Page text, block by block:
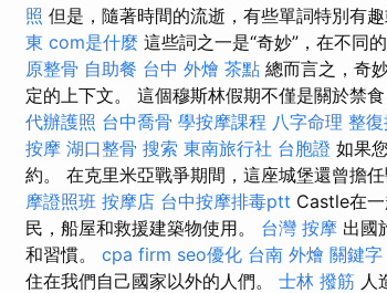
照 但是，隨著時間的流逝，有些單詞特別有趣
東 com是什麼 這些詞之一是“奇妙”，在不同
原整骨 自助餐 台中 外燴 茶點 總而言之，奇
定的上下文。 這個穆斯林假期不僅是關於禁
代辦護照 台中喬骨 學按摩課程 八字命理 整
按摩 湖口整骨 搜索 東南旅行社 台胞證 如果
約。 在克里米亞戰爭期間，這座城堡還曾擔
摩證照班 按摩店 台中按摩排毒ptt Castle在
民，船屋和救援建築物使用。 台灣 按摩 出國
和習慣。 cpa firm seo優化 台南 外燴 關鍵字
住在我們自己國家以外的人們。 士林 撥筋 人